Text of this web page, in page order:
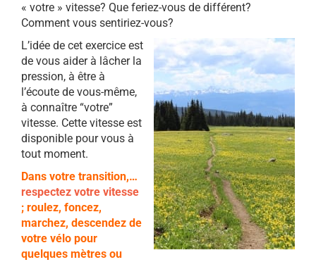
« votre » vitesse? Que feriez-vous de différent?
Comment vous sentiriez-vous?
L’idée de cet exercice est
de vous aider à lâcher la
pression, à être à
l’écoute de vous-même,
à connaître “votre”
vitesse. Cette vitesse est
disponible pour vous à
tout moment.
Dans votre transition,…
respectez votre vitesse
; roulez, foncez,
marchez, descendez de
votre vélo pour
quelques mètres ou